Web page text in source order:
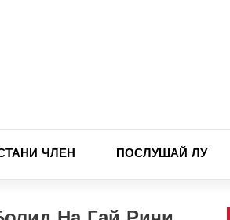
ЧЛЕН ПОСЛУШАЙ ЛУ